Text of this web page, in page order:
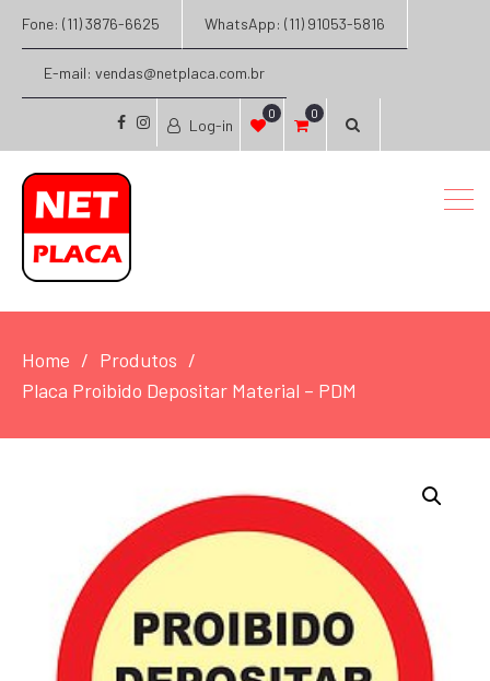
Fone: (11) 3876-6625 WhatsApp: (11) 91053-5816
E-mail: vendas@netplaca.com.br
facebook
instagram
Log-in
0 0
Home
Produtos
Placa Proibido Depositar Material – PDM